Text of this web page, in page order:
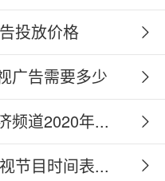
投放价格
广告需要多少
频道2020年...
节目时间表...